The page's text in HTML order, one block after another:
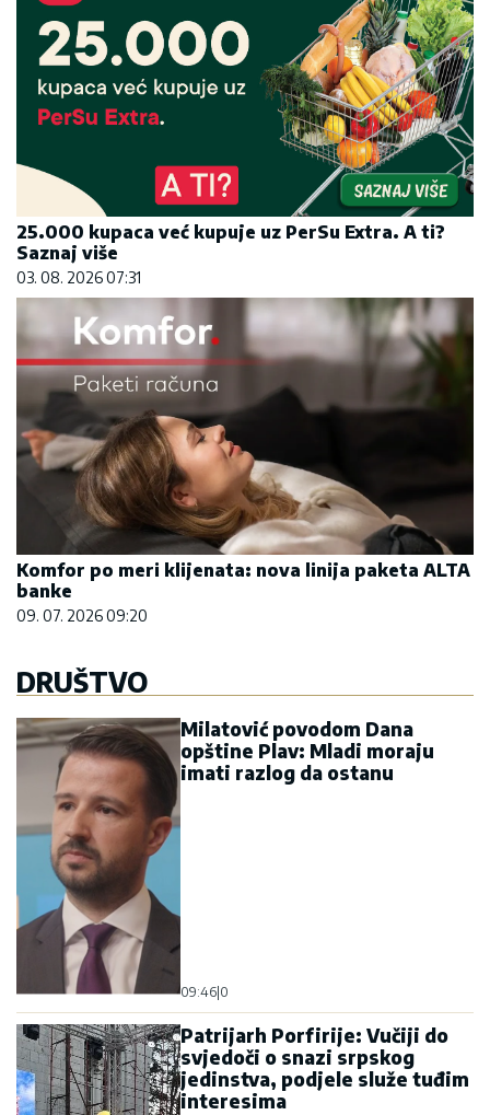
25.000 kupaca već kupuje uz PerSu Extra. A ti?
Saznaj više
03. 08. 2026 07:31
Komfor po meri klijenata: nova linija paketa ALTA
banke
09. 07. 2026 09:20
DRUŠTVO
Milatović povodom Dana
opštine Plav: Mladi moraju
imati razlog da ostanu
09:46 0
Patrijarh Porfirije: Vučiji do
svjedoči o snazi srpskog
jedinstva, podjele služe tuđim
interesima